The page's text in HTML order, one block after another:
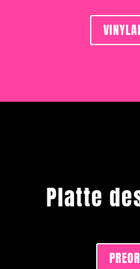
Platte